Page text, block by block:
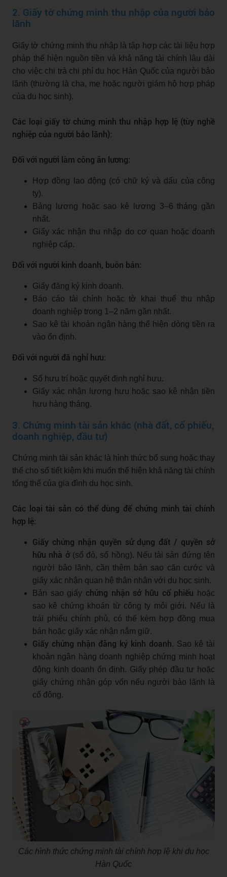
2. Giấy tờ chứng minh thu nhập của người bảo
lãnh
Giấy tờ chứng minh thu nhập là tập hợp các tài liệu hợp
pháp thể hiện nguồn tiền và khả năng tài chính lâu dài
cho việc chi trả chi phí du học Hàn Quốc của người bảo
lãnh (thường là cha, mẹ hoặc người giám hộ hợp pháp
của du học sinh).
Các loại giấy tờ chứng minh thu nhập hợp lệ (tùy nghề
nghiệp của người bảo lãnh):
Đối với người làm công ăn lương:
Hợp đồng lao động (có chữ ký và dấu của công
ty).
Bảng lương hoặc sao kê lương 3–6 tháng gần
nhất.
Giấy xác nhận thu nhập do cơ quan hoặc doanh
nghiệp cấp.
Đối với người kinh doanh, buôn bán:
Giấy đăng ký kinh doanh.
Báo cáo tài chính hoặc tờ khai thuế thu nhập
doanh nghiệp trong 1–2 năm gần nhất.
Sao kê tài khoản ngân hàng thể hiện dòng tiền ra
vào ổn định.
Đối với người đã nghỉ hưu:
Sổ hưu trí hoặc quyết định nghỉ hưu.
Giấy xác nhận lương hưu hoặc sao kê nhận tiền
hưu hàng tháng.
3. Chứng minh tài sản khác (nhà đất, cổ phiếu,
doanh nghiệp, đầu tư)
Chứng minh tài sản khác là hình thức bổ sung hoặc thay
thế cho sổ tiết kiệm khi muốn thể hiện khả năng tài chính
tổng thể của gia đình du học sinh.
Các loại tài sản có thể dùng để chứng minh tài chính
hợp lệ:
Giấy chứng nhận quyền sử dụng đất / quyền sở
hữu nhà ở (sổ đỏ, sổ hồng). Nếu tài sản đứng tên
người bảo lãnh, cần thêm bản sao căn cước và
giấy xác nhận quan hệ thân nhân với du học sinh.
Bản sao giấy chứng nhận sở hữu cổ phiếu hoặc
sao kê chứng khoán từ công ty môi giới. Nếu là
trái phiếu chính phủ, có thể kèm hợp đồng mua
bán hoặc giấy xác nhận nắm giữ.
Giấy chứng nhận đăng ký kinh doanh. Sao kê tài
khoản ngân hàng doanh nghiệp chứng minh hoạt
động kinh doanh ổn định. Giấy phép đầu tư hoặc
giấy chứng nhận góp vốn nếu người bảo lãnh là
cổ đông.
Các hình thức chứng minh tài chính hợp lệ khi du học
Hàn Quốc